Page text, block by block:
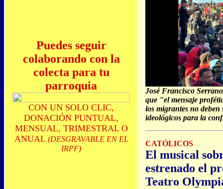
José Francisco
que "el mensaje
los migrantes no deben
ideológicos para la
CATÓLICOS
El musical
estrenado el
Teatro
Puedes seguir
colaborando con la
colecta para tu
parroquia
CON UN SOLO CLIC,
DONACIÓN PUNTUAL,
MENSUAL, TRIMESTRAL O
ANUAL (DESGRAVABLE EN EL
IRPF)